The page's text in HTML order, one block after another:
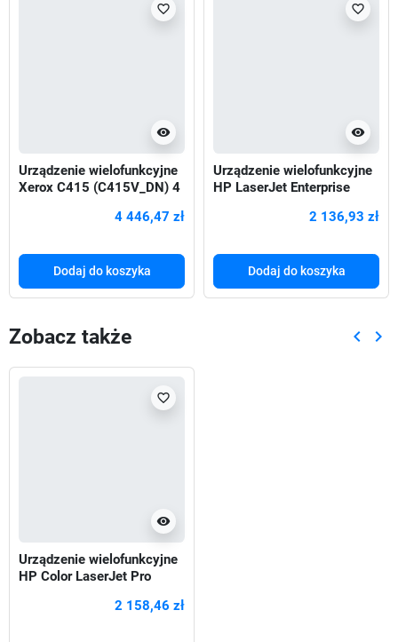
visibility
favorite_border
Urządzenie wielofunkcyjne
Xerox C415 (C415V_DN) 4
4 446,47 zł
Dodaj do koszyka
visibility
favorite_border
Urządzenie wielofunkcyjne
HP LaserJet Enterprise
2 136,93 zł
Dodaj do koszyka
Zobacz także keyboard_arrow_left keyboard_arrow_right
visibility
favorite_border
Urządzenie wielofunkcyjne
HP Color LaserJet Pro
2 158,46 zł